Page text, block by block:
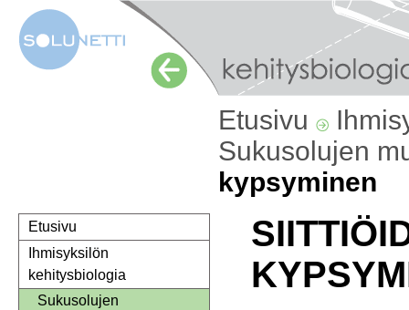
Etusivu
Sukusolujen
kypsyminen
Etusivu
Ihmisyksilön
kehitysbiologia
Sukusolujen